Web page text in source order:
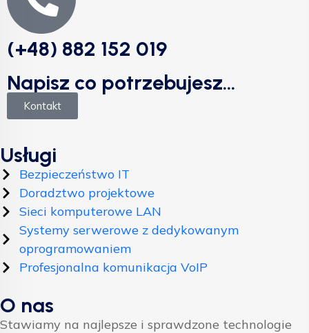
(+48) 882 152 019
Napisz co potrzebujesz...
Kontakt
Usługi
Bezpieczeństwo IT
Doradztwo projektowe
Sieci komputerowe LAN
Systemy serwerowe z dedykowanym
oprogramowaniem
Profesjonalna komunikacja VoIP
O nas
Stawiamy na najlepsze i sprawdzone technologie